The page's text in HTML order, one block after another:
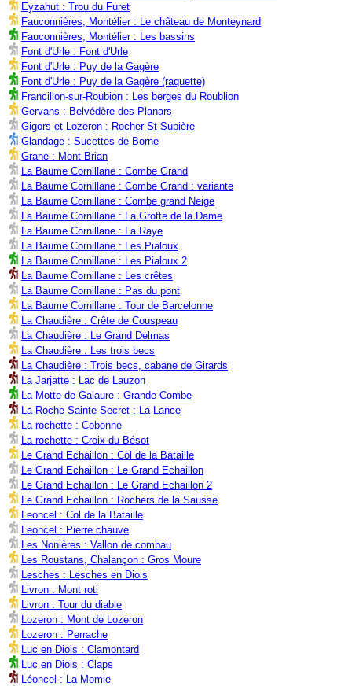
Eyzahut : Trou du Furet
Fauconnières, Montélier : Le château de Monteynard
Fauconnières, Montélier : Les bassins
Font d'Urle : Font d'Urle
Font d'Urle : Puy de la Gagère
Font d'Urle : Puy de la Gagère (raquette)
Francillon-sur-Roubion : Les berges du Roublion
Gervans : Belvédère des Planars
Gigors et Lozeron : Rocher St Supière
Glandage : Sucettes de Borne
Grane : Mont Brian
La Baume Cornillane : Combe Grand
La Baume Cornillane : Combe Grand : variante
La Baume Cornillane : Combe grand Neige
La Baume Cornillane : La Grotte de la Dame
La Baume Cornillane : La Raye
La Baume Cornillane : Les Pialoux
La Baume Cornillane : Les Pialoux 2
La Baume Cornillane : Les crêtes
La Baume Cornillane : Pas du pont
La Baume Cornillane : Tour de Barcelonne
La Chaudière : Crête de Couspeau
La Chaudière : Le Grand Delmas
La Chaudière : Les trois becs
La Chaudière : Trois becs, cabane de Girards
La Jarjatte : Lac de Lauzon
La Motte-de-Galaure : Grande Combe
La Roche Sainte Secret : La Lance
La rochette : Cobonne
La rochette : Croix du Bésot
Le Grand Echaillon : Col de la Bataille
Le Grand Echaillon : Le Grand Echaillon
Le Grand Echaillon : Le Grand Echaillon 2
Le Grand Echaillon : Rochers de la Sausse
Leoncel : Col de la Bataille
Leoncel : Pierre chauve
Les Nonières : Vallon de combau
Les Roustans, Chalançon : Gros Moure
Lesches : Lesches en Diois
Livron : Mont roti
Livron : Tour du diable
Lozeron : Mont de Lozeron
Lozeron : Perrache
Luc en Diois : Clamontard
Luc en Diois : Claps
Léoncel : La Momie